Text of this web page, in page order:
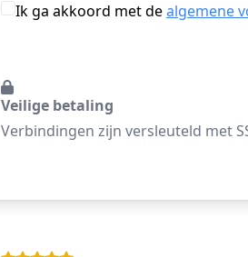
Ik ga akkoord met dealgemene
Veilige betaling
Verbindingen zijn versleuteld met